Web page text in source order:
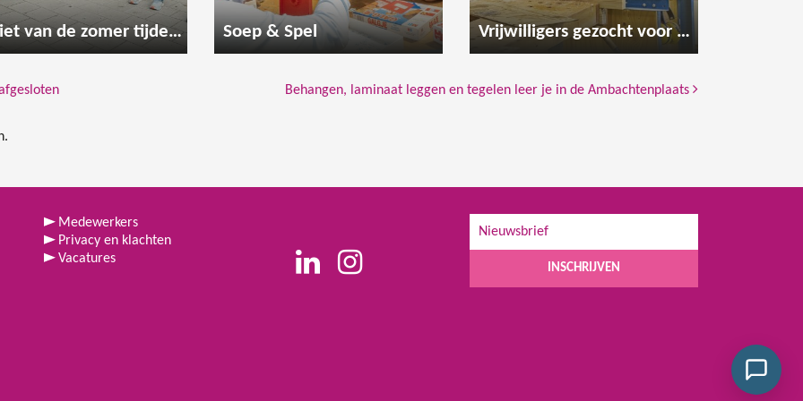
Geniet van de zomer tijdens een gezellige wandeling Soep & Spel Vrijwilligers gezocht voor de houtwerkplaats
Behangen, laminaat leggen en tegelen leer je in de Ambachtenplaats
Medewerkers
Privacy en klachten
Vacatures